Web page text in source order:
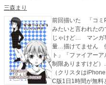
三森まり
前回描いた 「コミ
みたいと言われたので描きだ
じゃけど… マンガ
量…描けてません
ト」「ファイアー
制限ありますけど
（クリスタは
C版1日1時間が無